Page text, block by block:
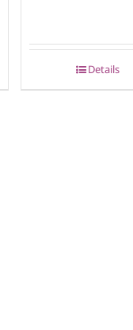
Details